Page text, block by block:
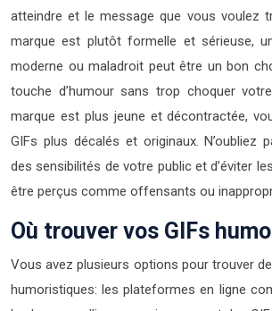
atteindre et le message que vous voulez
marque est plutôt formelle et sérieuse,
moderne ou maladroit peut être un bon
touche d’humour sans trop choquer
marque est plus jeune et décontractée,
GIFs plus décalés et originaux. N’oubliez
des sensibilités de votre public et d’éviter
être perçus comme offensants ou
Où trouver vos GIFs
Vous avez plusieurs options pour trouver
humoristiques: les plateformes en ligne